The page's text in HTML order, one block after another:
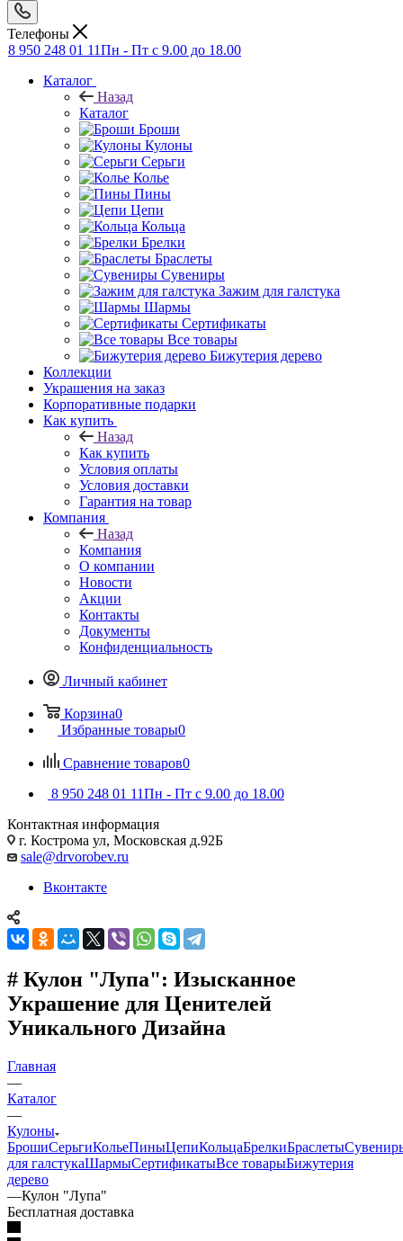
Телефоны
8 950 248 01 11Пн - Пт с 9.00 до 18.00
Каталог
Назад
Каталог
Броши
Кулоны
Серьги
Колье
Пины
Цепи
Кольца
Брелки
Браслеты
Сувениры
Зажим для галстука
Шармы
Сертификаты
Все товары
Бижутерия дерево
Коллекции
Украшения на заказ
Корпоративные подарки
Как купить
Назад
Как купить
Условия оплаты
Условия доставки
Гарантия на товар
Компания
Назад
Компания
О компании
Новости
Акции
Контакты
Документы
Конфиденциальность
Личный кабинет
Корзина0
Избранные товары0
Сравнение товаров0
8 950 248 01 11Пн - Пт с 9.00 до 18.00
Контактная информация
г. Кострома ул, Московская д.92Б
sale@drvorobev.ru
Вконтакте
# Кулон "Лупа": Изысканное
Украшение для Ценителей
Уникального Дизайна
Главная
—
Каталог
—
Кулоны
БрошиСерьгиКольеПиныЦепиКольцаБрелкиБраслеты
для галстукаШармыСертификатыВсе товарыБижутерия
дерево
—Кулон "Лупа"
Бесплатная доставка